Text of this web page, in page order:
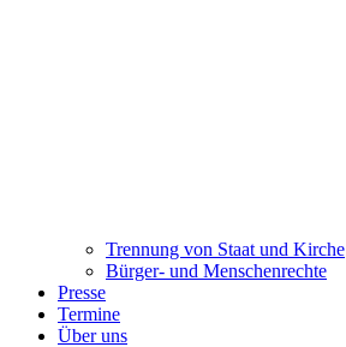
Trennung ​​​​​​​von Staat und Kirche
Bürger- und Menschenrechte
Presse
Termine
Über uns